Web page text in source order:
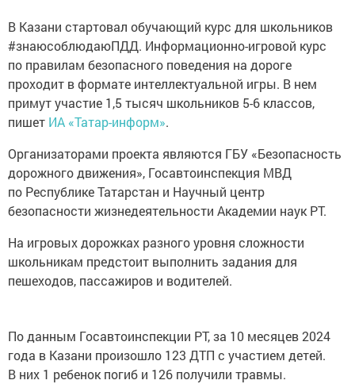
В Казани стартовал обучающий курс для школьников
#знаюсоблюдаюПДД. Информационно-игровой курс
по правилам безопасного поведения на дороге
проходит в формате интеллектуальной игры. В нем
примут участие 1,5 тысяч школьников 5-6 классов,
пишет ИА «Татар-информ».
Организаторами проекта являются ГБУ «Безопасность
дорожного движения», Госавтоинспекция МВД
по Республике Татарстан и Научный центр
безопасности жизнедеятельности Академии наук РТ.
На игровых дорожках разного уровня сложности
школьникам предстоит выполнить задания для
пешеходов, пассажиров и водителей.
По данным Госавтоинспекции РТ, за 10 месяцев 2024
года в Казани произошло 123 ДТП с участием детей.
В них 1 ребенок погиб и 126 получили травмы.